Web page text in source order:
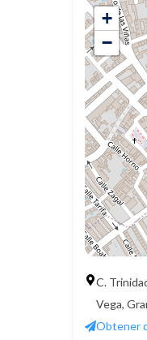
+
−
C.
Vega,
Obtener